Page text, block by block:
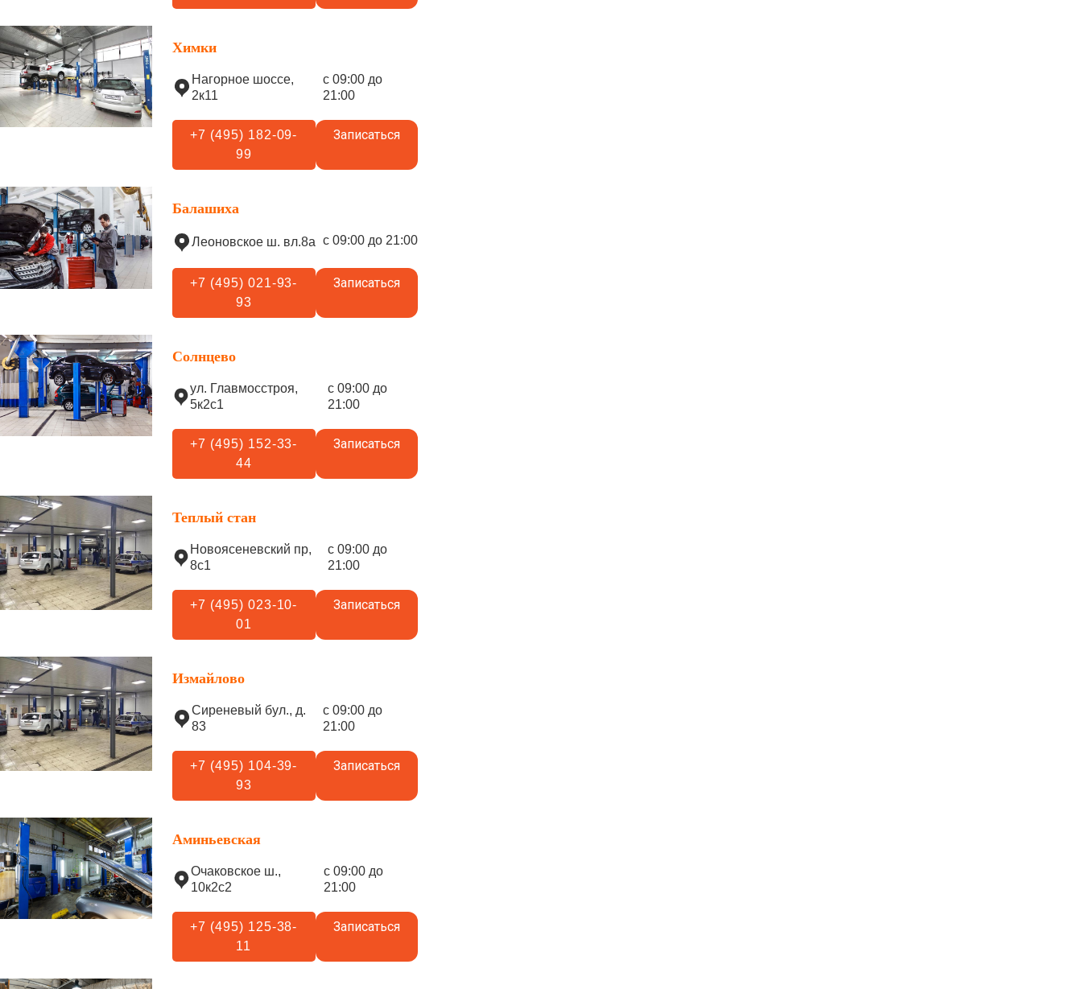
Химки
Нагорное шоссе,
2к11
с 09:00 до
21:00
+7 (495) 182-09-
99
Записаться
Балашиха
Леоновское ш. вл.8а с 09:00 до 21:00
+7 (495) 021-93-
93
Записаться
Солнцево
ул. Главмосстроя,
5к2с1
с 09:00 до
21:00
+7 (495) 152-33-
44
Записаться
Теплый стан
Новоясеневский пр,
8с1
с 09:00 до
21:00
+7 (495) 023-10-
01
Записаться
Измайлово
Сиреневый бул., д.
83
с 09:00 до
21:00
+7 (495) 104-39-
93
Записаться
Аминьевская
Очаковское ш.,
10к2с2
с 09:00 до
21:00
+7 (495) 125-38-
11
Записаться